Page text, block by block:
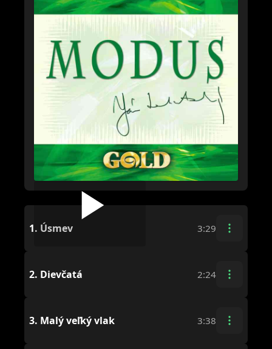
1. Úsmev 3:29
2. Dievčatá 2:24
3. Malý veľký vlak 3:38